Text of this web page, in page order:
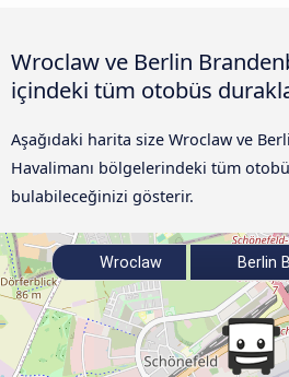
Wroclaw ve Berlin
içindeki tüm otobüs
Aşağıdaki harita size Wroclaw ve
Havalimanı bölgelerindeki tüm
bulabileceğinizi gösterir.
Wroclaw Berlin